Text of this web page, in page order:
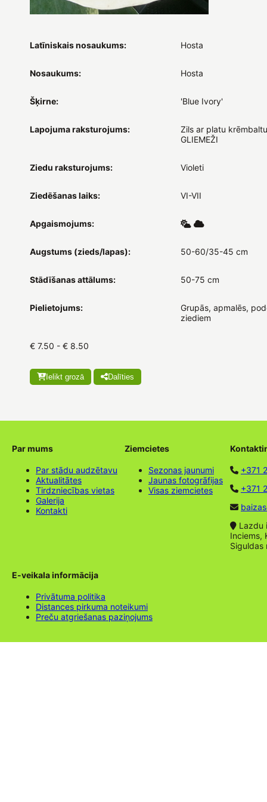
Latīniskais nosaukums: Hosta
Nosaukums: Hosta
Šķirne: 'Blue Ivory'
Lapojuma raksturojums:
Zils ar platu
GLIEMEŽI
Ziedu raksturojums: Violeti
Ziedēšanas laiks: VI-VII
Apgaismojums:
Augstums (zieds/lapas): 50-60/35-45 cm
Stādīšanas attālums: 50-75 cm
Pielietojums:
Grupās, apmalēs,
ziediem
€ 7.50 - € 8.50
Ielikt grozā Dalīties
Par mums
Par stādu audzētavu
Aktualitātes
Tirdzniecības vietas
Galerija
Kontakti
Ziemcietes
Sezonas jaunumi
Jaunas fotogrāfijas
Visas ziemcietes
+371
+371
Lazdu
Inciems,
Siguldas
E-veikala informācija
Privātuma politika
Distances pirkuma noteikumi
Preču atgriešanas paziņojums